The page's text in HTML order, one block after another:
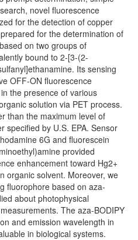
novel fluorescence
for the detection of copper
for the determination of
on two groups of
bound to 2-[3-(2-
Its sensing
OFF-ON fluorescence
the presence of various
solution via PET process.
than the maximum level of
specified by U.S. EPA. Sensor
6G and fluorescein
provided
enhancement toward Hg2+
organic solvent. Moreover, we
fluorophore based on aza-
about photophysical
The aza-BODIPY
and emission wavelength in
in biological systems.